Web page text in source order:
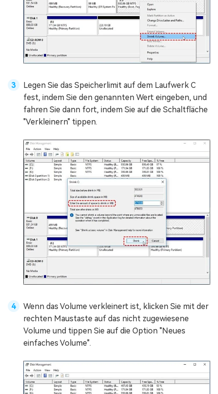
Legen Sie das Speicherlimit auf dem Laufwerk C
fest, indem Sie den genannten Wert eingeben, und
fahren Sie dann fort, indem Sie auf die Schaltfläche
"Verkleinern" tippen.
Wenn das Volume verkleinert ist, klicken Sie mit der
rechten Maustaste auf das nicht zugewiesene
Volume und tippen Sie auf die Option "Neues
einfaches Volume".